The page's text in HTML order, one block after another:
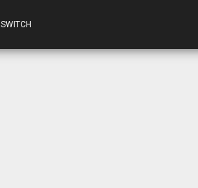
SWITCH